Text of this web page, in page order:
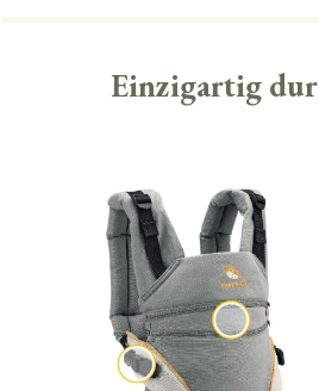
Einzigartig